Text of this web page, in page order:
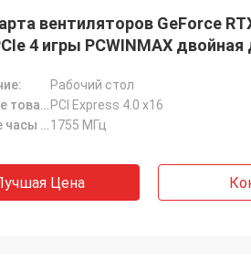
вентиляторов GeForce
4 игры PCWINMAX
Рабочий стол
Состояние товара: PCI Express 4.0 x16
Основные часы (МГц):1755 МГц
Цена